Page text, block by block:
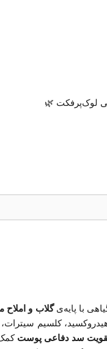
لوک‌پرفکت 🌿
با پایه‌یگلاب و املاح
کلسیم